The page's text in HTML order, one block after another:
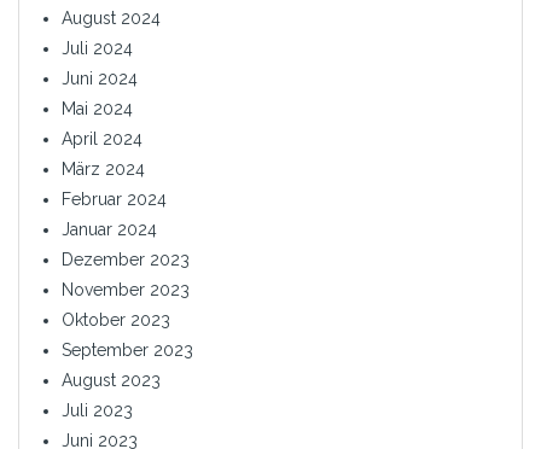
August 2024
Juli 2024
Juni 2024
Mai 2024
April 2024
März 2024
Februar 2024
Januar 2024
Dezember 2023
November 2023
Oktober 2023
September 2023
August 2023
Juli 2023
Juni 2023